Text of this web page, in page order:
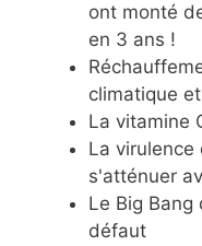
ont monté
en 3 ans !
climatique
La vitamine
La
s'atténuer
Le Big Bang
défaut